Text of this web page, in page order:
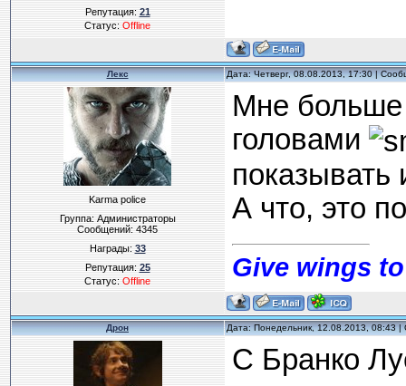
Репутация:21
Статус:Offline
Лекс Дата: Четверг, 08.08.2013, 17:30 |
Karma police
Группа: Администраторы
Сообщений:4345
Награды:33
Репутация:25
Статус:Offline
Мне больше
головами
показывать
А что, это
Give wings
Дрон Дата: Понедельник, 12.08.2013, 08:43
С Бранко